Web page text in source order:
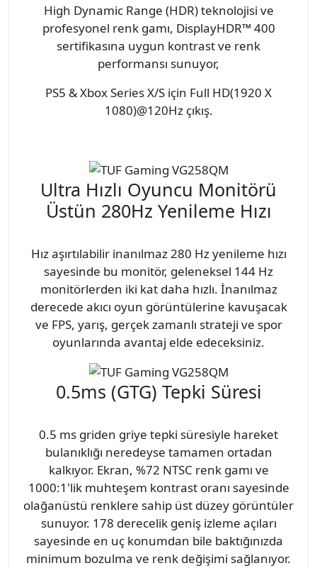
High Dynamic Range (HDR) teknolojisi ve
profesyonel renk gamı, DisplayHDR™ 400
sertifikasına uygun kontrast ve renk
performansı sunuyor,
PS5 & Xbox Series X/S için Full HD(1920 X
1080)@120Hz çıkış.
Ultra Hızlı Oyuncu Monitörü
Üstün 280Hz Yenileme Hızı
Hız aşırtılabilir inanılmaz 280 Hz yenileme hızı
sayesinde bu monitör, geleneksel 144 Hz
monitörlerden iki kat daha hızlı. İnanılmaz
derecede akıcı oyun görüntülerine kavuşacak
ve FPS, yarış, gerçek zamanlı strateji ve spor
oyunlarında avantaj elde edeceksiniz.
0.5ms (GTG) Tepki Süresi
0.5 ms griden griye tepki süresiyle hareket
bulanıklığı neredeyse tamamen ortadan
kalkıyor. Ekran, %72 NTSC renk gamı ve
1000:1'lik muhteşem kontrast oranı sayesinde
olağanüstü renklere sahip üst düzey görüntüler
sunuyor. 178 derecelik geniş izleme açıları
sayesinde en uç konumdan bile baktığınızda
minimum bozulma ve renk değişimi sağlanıyor.